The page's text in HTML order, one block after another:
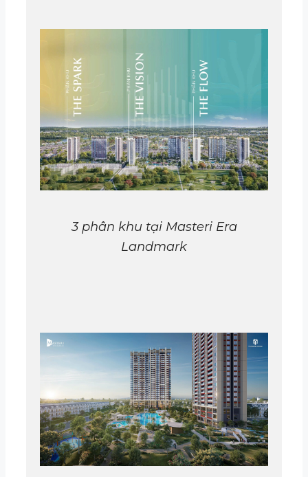
3 phân khu tại Masteri Era
Landmark